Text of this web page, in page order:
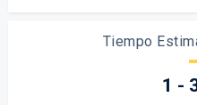
Tiempo
1 -